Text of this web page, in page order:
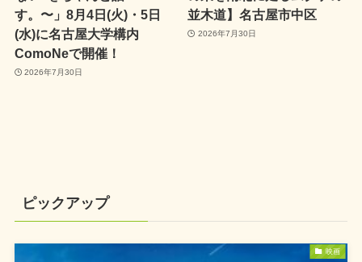
す。〜」8月4日(火)・5日
(水)に名古屋大学構内
ComoNeで開催！
2026年7月30日
並木道】名古屋市中区
2026年7月30日
ピックアップ
映画